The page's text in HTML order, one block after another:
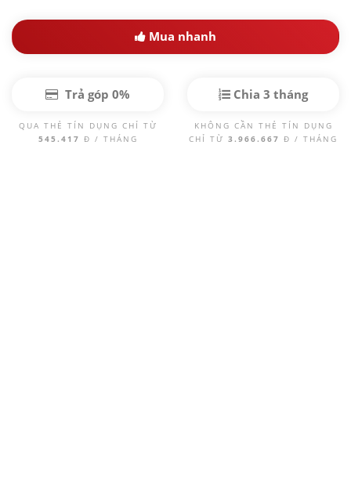
Mua nhanh
Trả góp 0%
QUA THẺ TÍN DỤNG CHỈ TỪ
545.417 Đ / THÁNG
Chia 3 tháng
KHÔNG CẦN THẺ TÍN DỤNG
CHỈ TỪ 3.966.667 Đ / THÁNG